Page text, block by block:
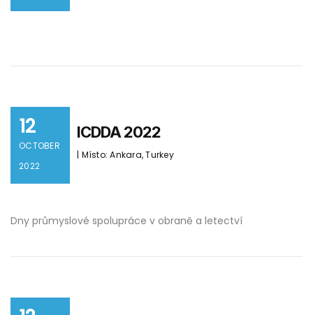
12
OCTOBER
2022
ICDDA 2022
| Místo: Ankara, Turkey
Dny průmyslové spolupráce v obraně a letectví